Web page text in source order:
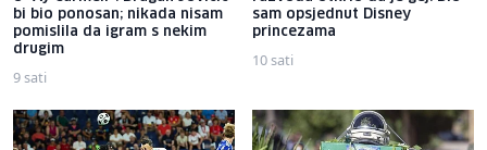
bi bio ponosan; nikada nisam
pomislila da igram s nekim
drugim
9 sati
sam opsjednut Disney
princezama
10 sati